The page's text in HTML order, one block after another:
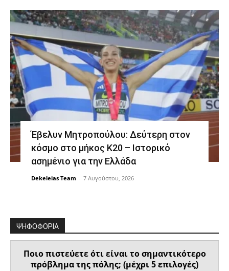
Έβελυν Μητροπούλου: Δεύτερη στον
κόσμο στο μήκος Κ20 – Ιστορικό
ασημένιο για την Ελλάδα
Dekeleias Team - 7 Αυγούστου, 2026
ΨΗΦΟΦΟΡΙΑ
Ποιο πιστεύετε ότι είναι το σημαντικότερο
πρόβλημα της πόλης; (μέχρι 5 επιλογές)